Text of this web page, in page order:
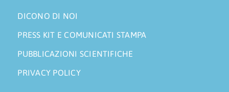
DICONO DI NOI
PRESS KIT E COMUNICATI STAMPA
PUBBLICAZIONI SCIENTIFICHE
PRIVACY POLICY